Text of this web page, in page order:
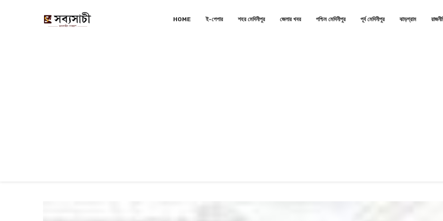
HOME ই-পেপার শহর মেদিনীপুর জেলার খবর পশ্চিম মেদিনীপুর পূর্ব মেদিনীপুর ঝাড়গ্রাম